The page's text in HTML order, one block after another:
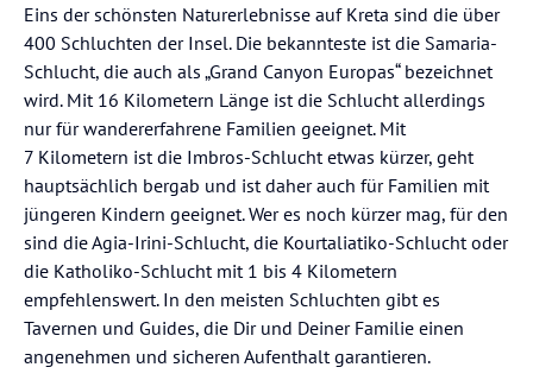
Eins der schönsten Naturerlebnisse auf Kreta sind die über
400 Schluchten der Insel. Die bekannteste ist die Samaria-
Schlucht, die auch als „Grand Canyon Europas“ bezeichnet
wird. Mit 16 Kilometern Länge ist die Schlucht allerdings
nur für wandererfahrene Familien geeignet. Mit
7 Kilometern ist die Imbros-Schlucht etwas kürzer, geht
hauptsächlich bergab und ist daher auch für Familien mit
jüngeren Kindern geeignet. Wer es noch kürzer mag, für den
sind die Agia-Irini-Schlucht, die Kourtaliatiko-Schlucht oder
die Katholiko-Schlucht mit 1 bis 4 Kilometern
empfehlenswert. In den meisten Schluchten gibt es
Tavernen und Guides, die Dir und Deiner Familie einen
angenehmen und sicheren Aufenthalt garantieren.